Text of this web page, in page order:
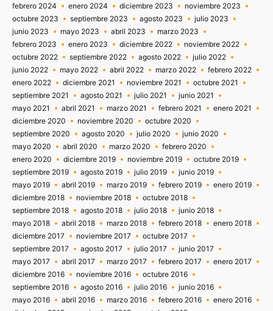
febrero 2024
enero 2024 diciembre 2023
noviembre 2023
octubre 2023
septiembre 2023 agosto 2023
julio 2023
junio 2023
mayo 2023 abril 2023
marzo 2023
febrero 2023
enero 2023 diciembre 2022
noviembre 2022
octubre 2022
septiembre 2022 agosto 2022
julio 2022
junio 2022
mayo 2022 abril 2022 marzo 2022
febrero 2022
enero 2022
diciembre 2021 noviembre 2021
octubre 2021
septiembre 2021
agosto 2021 julio 2021
junio 2021
mayo 2021
abril 2021 marzo 2021 febrero 2021
enero 2021
diciembre 2020
noviembre 2020
octubre 2020
septiembre 2020
agosto 2020 julio 2020
junio 2020
mayo 2020
abril 2020 marzo 2020
febrero 2020
enero 2020
diciembre 2019 noviembre 2019
octubre 2019
septiembre 2019
agosto 2019 julio 2019
junio 2019
mayo 2019
abril 2019 marzo 2019 febrero 2019
enero 2019
diciembre 2018
noviembre 2018
octubre 2018
septiembre 2018
agosto 2018 julio 2018
junio 2018
mayo 2018
abril 2018 marzo 2018 febrero 2018
enero 2018
diciembre 2017
noviembre 2017
octubre 2017
septiembre 2017
agosto 2017 julio 2017
junio 2017
mayo 2017
abril 2017 marzo 2017 febrero 2017
enero 2017
diciembre 2016
noviembre 2016
octubre 2016
septiembre 2016
agosto 2016 julio 2016
junio 2016
mayo 2016
abril 2016 marzo 2016 febrero 2016
enero 2016